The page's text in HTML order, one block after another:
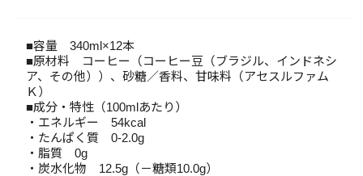
■容量 340ml×12本
■原材料 コーヒー（コーヒー豆（ブラジル、インドネシ
ア、その他））、砂糖／香料、甘味料（アセスルファム
Ｋ）
■成分・特性（100mlあたり）
・エネルギー 54kcal
・たんぱく質 0-2.0g
・脂質 0g
・炭水化物 12.5g（－糖類10.0g）